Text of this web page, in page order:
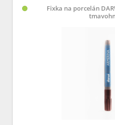
Fixka na porcelán